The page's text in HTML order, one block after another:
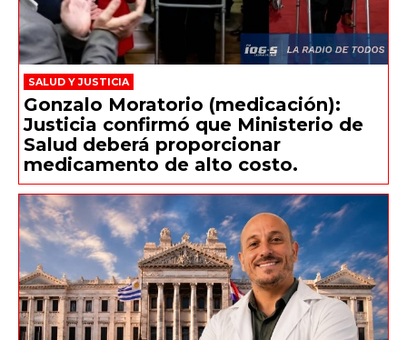
SALUD Y JUSTICIA
Gonzalo Moratorio (medicación):
Justicia confirmó que Ministerio de
Salud deberá proporcionar
medicamento de alto costo.